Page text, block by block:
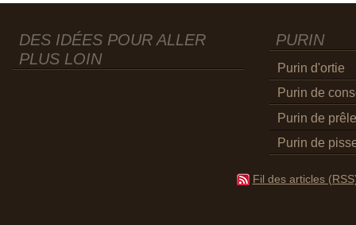
DES IDÉES POUR ALLER
PLUS LOIN
PURIN
Purin d'ortie
Purin de
Purin de prêle
Purin de
Fil des articles